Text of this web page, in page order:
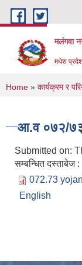
Skip to main content
मलंगवा
मधेश
You are
Home » कार्यक्रम र
आ.व ०७२/७३
Submitted on:
सम्बन्धित दस्ताबेज :
072.73
English